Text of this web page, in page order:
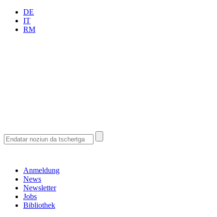
DE
IT
RM
Anmeldung
News
Newsletter
Jobs
Bibliothek